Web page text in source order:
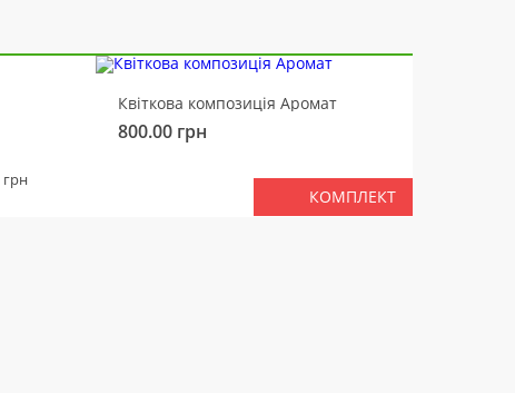
Квіткова композиція Аромат
800.00 грн
грн
КОМПЛЕКТ